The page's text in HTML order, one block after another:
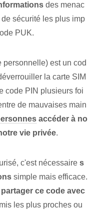
des menac
sécurité les plus imp
PUK.
personnelle) est⁢ un cod
la carte SIM⁣
code PIN ⁢plusieurs foi
de mauvaises main
accéder à no
vie privée.
⁤c'est nécessaire⁣ s
simple mais efficace.
ce code avec
les plus proches ou